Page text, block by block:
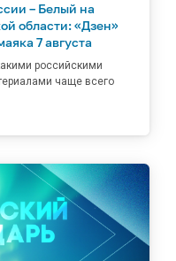
– Белый на
области: «Дзен»
7 августа
российскими
чаще всего